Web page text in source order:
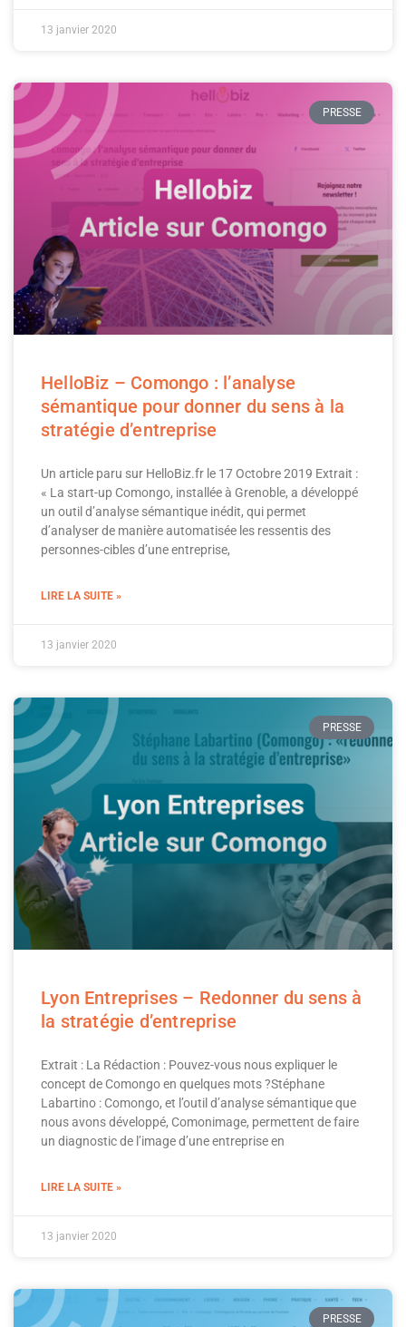
13 janvier 2020
PRESSE
HelloBiz – Comongo : l’analyse
sémantique pour donner du sens à la
stratégie d’entreprise
Un article paru sur HelloBiz.fr le 17 Octobre 2019 Extrait :
« La start-up Comongo, installée à Grenoble, a développé
un outil d’analyse sémantique inédit, qui permet
d’analyser de manière automatisée les ressentis des
personnes-cibles d’une entreprise,
LIRE LA SUITE »
13 janvier 2020
PRESSE
Lyon Entreprises – Redonner du sens à
la stratégie d’entreprise
Extrait : La Rédaction : Pouvez-vous nous expliquer le
concept de Comongo en quelques mots ?Stéphane
Labartino : Comongo, et l’outil d’analyse sémantique que
nous avons développé, Comonimage, permettent de faire
un diagnostic de l’image d’une entreprise en
LIRE LA SUITE »
13 janvier 2020
PRESSE